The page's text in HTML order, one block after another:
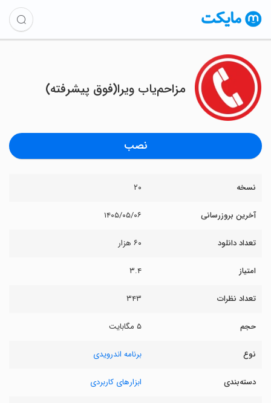
مزاحم‌یاب ویرا(فوق پیشرفته)
نصب
نسخه ۲۰
آخرین بروزرسانی ۱۴۰۵/۰۵/۰۶
تعداد دانلود ۶۰ هزار
امتیاز ۳.۴
تعداد نظرات ۳۴۳
حجم ۵ مگابایت
نوع برنامه اندرویدی
دسته‌بندی ابزارهای کاربردی